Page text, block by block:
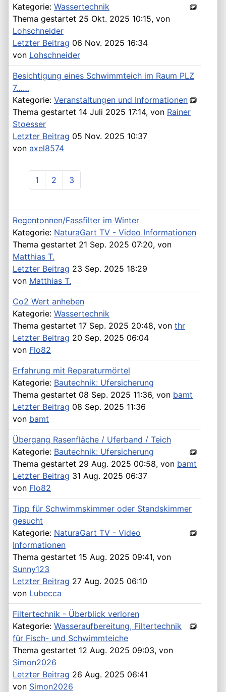
Kategorie: Wassertechnik
Thema gestartet 25 Okt. 2025 10:15, von
Lohschneider
Letzter Beitrag 06 Nov. 2025 16:34
von Lohschneider
Besichtigung eines Schwimmteich im Raum PLZ
7……
Kategorie: Veranstaltungen und Informationen
Thema gestartet 14 Juli 2025 17:14, von Rainer
Stoesser
Letzter Beitrag 05 Nov. 2025 10:37
von axel8574
1 2 3
Regentonnen/Fassfilter im Winter
Kategorie: NaturaGart TV - Video Informationen
Thema gestartet 21 Sep. 2025 07:20, von
Matthias T.
Letzter Beitrag 23 Sep. 2025 18:29
von Matthias T.
Co2 Wert anheben
Kategorie: Wassertechnik
Thema gestartet 17 Sep. 2025 20:48, von thr
Letzter Beitrag 20 Sep. 2025 06:04
von Flo82
Erfahrung mit Reparaturmörtel
Kategorie: Bautechnik: Ufersicherung
Thema gestartet 08 Sep. 2025 11:36, von bamt
Letzter Beitrag 08 Sep. 2025 11:36
von bamt
Übergang Rasenfläche / Uferband / Teich
Kategorie: Bautechnik: Ufersicherung
Thema gestartet 29 Aug. 2025 00:58, von bamt
Letzter Beitrag 31 Aug. 2025 06:37
von Flo82
Tipp für Schwimmskimmer oder Standskimmer
gesucht
Kategorie: NaturaGart TV - Video
Informationen
Thema gestartet 15 Aug. 2025 09:41, von
Sunny123
Letzter Beitrag 27 Aug. 2025 06:10
von Lubecca
Filtertechnik - Überblick verloren
Kategorie: Wasseraufbereitung, Filtertechnik
für Fisch- und Schwimmteiche
Thema gestartet 12 Aug. 2025 09:03, von
Simon2026
Letzter Beitrag 26 Aug. 2025 06:41
von Simon2026